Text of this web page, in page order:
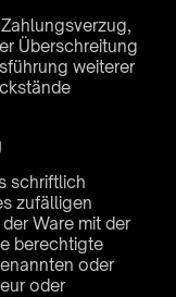
Überschreitung
weiterer
schriftlich
zufälligen
Ware mit der
berechtigte
oder
oder